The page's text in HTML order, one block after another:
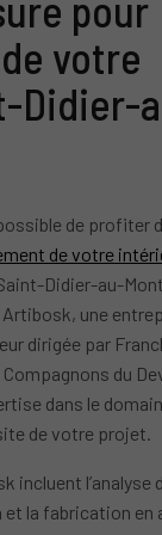
votre
Didier-
de profiter
de votre
Didier-au-
une
dirigée par
du
dans le
de votre projet.
incluent l’analyse
la fabrication en